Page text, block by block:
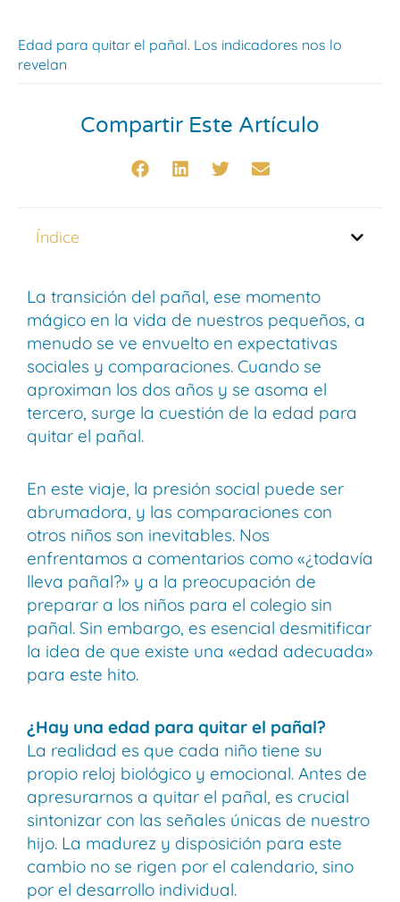
Edad para quitar el pañal. Los indicadores nos lo
revelan
Compartir Este Artículo
Índice
La transición del pañal, ese momento
mágico en la vida de nuestros pequeños, a
menudo se ve envuelto en expectativas
sociales y comparaciones. Cuando se
aproximan los dos años y se asoma el
tercero, surge la cuestión de la edad para
quitar el pañal.
En este viaje, la presión social puede ser
abrumadora, y las comparaciones con
otros niños son inevitables. Nos
enfrentamos a comentarios como «¿todavía
lleva pañal?» y a la preocupación de
preparar a los niños para el colegio sin
pañal. Sin embargo, es esencial desmitificar
la idea de que existe una «edad adecuada»
para este hito.
¿Hay una edad para quitar el pañal?
La realidad es que cada niño tiene su
propio reloj biológico y emocional. Antes de
apresurarnos a quitar el pañal, es crucial
sintonizar con las señales únicas de nuestro
hijo. La madurez y disposición para este
cambio no se rigen por el calendario, sino
por el desarrollo individual.